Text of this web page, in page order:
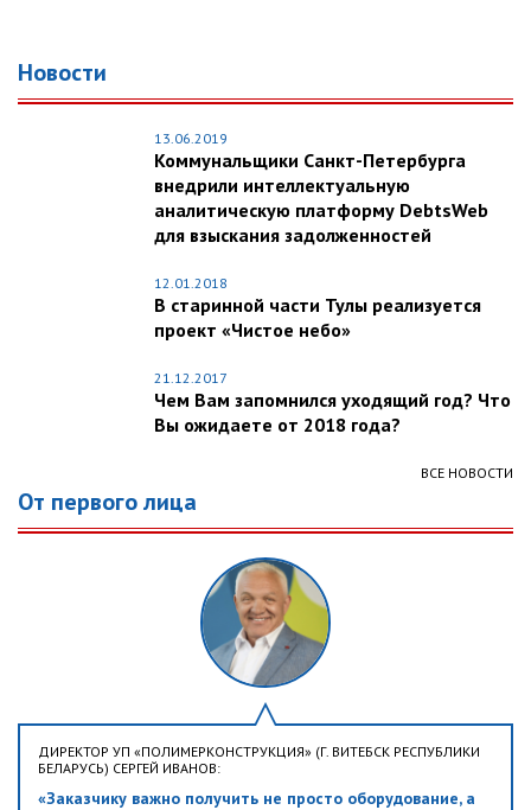
Новости
13.06.2019
Коммунальщики Санкт-Петербурга
внедрили интеллектуальную
аналитическую платформу DebtsWeb
для взыскания задолженностей
12.01.2018
В старинной части Тулы реализуется
проект «Чистое небо»
21.12.2017
Чем Вам запомнился уходящий год? Что
Вы ожидаете от 2018 года?
ВСЕ НОВОСТИ
От первого лица
ДИРЕКТОР УП «ПОЛИМЕРКОНСТРУКЦИЯ» (Г. ВИТЕБСК РЕСПУБЛИКИ
БЕЛАРУСЬ) СЕРГЕЙ ИВАНОВ:
«Заказчику важно получить не просто оборудование, а